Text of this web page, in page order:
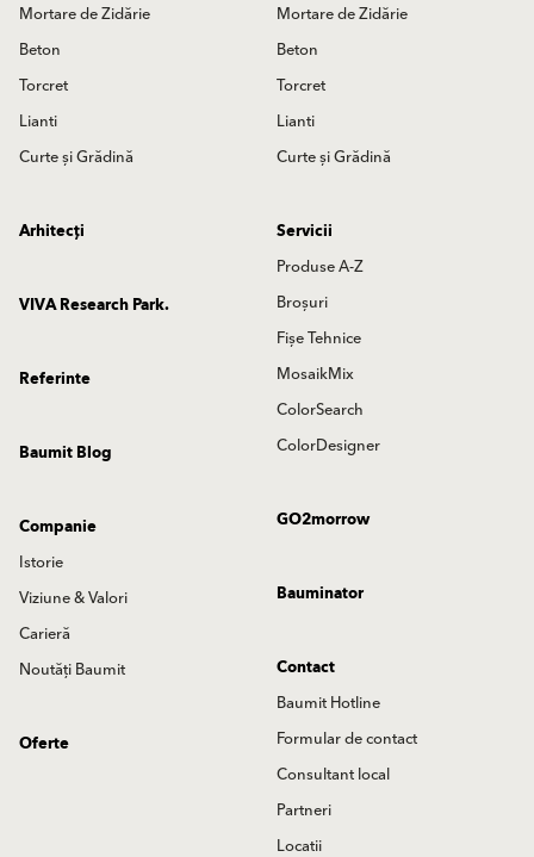
Mortare de Zidărie
Beton
Torcret
Lianti
Curte și Grădină
Mortare de Zidărie
Beton
Torcret
Lianti
Curte și Grădină
Arhitecți
Servicii
Produse A-Z
Broșuri
Fișe Tehnice
MosaikMix
ColorSearch
ColorDesigner
VIVA Research Park.
Referinte
Baumit Blog
GO2morrow
Companie
Istorie
Viziune & Valori
Carieră
Noutăți Baumit
Bauminator
Contact
Baumit Hotline
Formular de contact
Consultant local
Partneri
Locatii
Oferte